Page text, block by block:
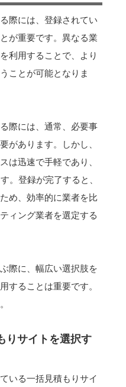
際には、登録されてい
が重要です。異なる業
利用することで、より
ことが可能となりま
際には、通常、必要事
があります。しかし、
は迅速で手軽であり、
。登録が完了すると、
め、効率的に業者を比
ィング業者を選定する
際に、幅広い選択肢を
することは重要です。
りサイトを選択す
いる一括見積もりサイ